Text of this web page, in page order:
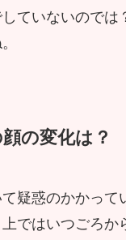
ていないのでは
の変化は？
疑惑のかかって
ではいつごろか